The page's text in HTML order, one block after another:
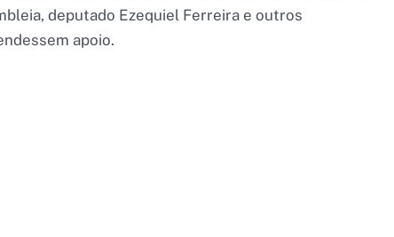
deputado Ezequiel Ferreira e outros
apoio.